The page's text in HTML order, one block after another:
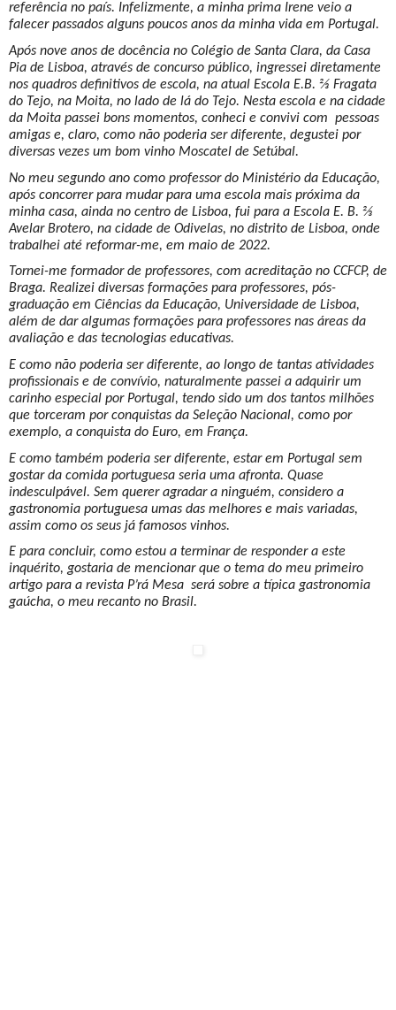
referência no país. Infelizmente, a minha prima Irene veio a
falecer passados alguns poucos anos da minha vida em Portugal.
Após nove anos de docência no Colégio de Santa Clara, da Casa
Pia de Lisboa, através de concurso público, ingressei diretamente
nos quadros definitivos de escola, na atual Escola E.B. ⅔ Fragata
do Tejo, na Moita, no lado de lá do Tejo. Nesta escola e na cidade
da Moita passei bons momentos, conheci e convivi com pessoas
amigas e, claro, como não poderia ser diferente, degustei por
diversas vezes um bom vinho Moscatel de Setúbal.
No meu segundo ano como professor do Ministério da Educação,
após concorrer para mudar para uma escola mais próxima da
minha casa, ainda no centro de Lisboa, fui para a Escola E. B. ⅔
Avelar Brotero, na cidade de Odivelas, no distrito de Lisboa, onde
trabalhei até reformar-me, em maio de 2022.
Tornei-me formador de professores, com acreditação no CCFCP, de
Braga. Realizei diversas formações para professores, pós-
graduação em Ciências da Educação, Universidade de Lisboa,
além de dar algumas formações para professores nas áreas da
avaliação e das tecnologias educativas.
E como não poderia ser diferente, ao longo de tantas atividades
profissionais e de convívio, naturalmente passei a adquirir um
carinho especial por Portugal, tendo sido um dos tantos milhões
que torceram por conquistas da Seleção Nacional, como por
exemplo, a conquista do Euro, em França.
E como também poderia ser diferente, estar em Portugal sem
gostar da comida portuguesa seria uma afronta. Quase
indesculpável. Sem querer agradar a ninguém, considero a
gastronomia portuguesa umas das melhores e mais variadas,
assim como os seus já famosos vinhos.
E para concluir, como estou a terminar de responder a este
inquérito, gostaria de mencionar que o tema do meu primeiro
artigo para a revista P’rá Mesa será sobre a típica gastronomia
gaúcha, o meu recanto no Brasil.